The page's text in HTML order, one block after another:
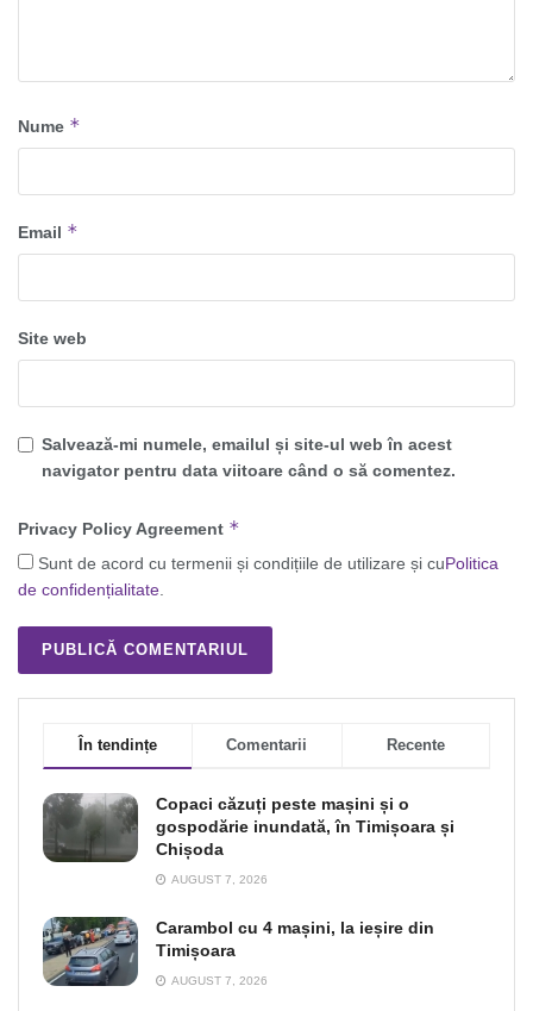
Nume *
Email *
Site web
Salvează-mi numele, emailul și site-ul web în acest
navigator pentru data viitoare când o să comentez.
Privacy Policy Agreement *
Sunt de acord cu termenii și condițiile de utilizare și cuPolitica
de confidențialitate.
În tendințe Comentarii Recente
Copaci căzuți peste mașini și o
gospodărie inundată, în Timișoara și
Chișoda
AUGUST 7, 2026
Carambol cu 4 mașini, la ieșire din
Timișoara
AUGUST 7, 2026